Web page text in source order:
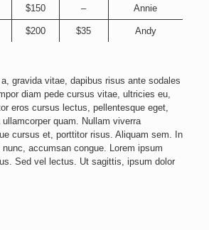
$150 – Annie
$200 $35 Andy
gravida vitae, dapibus risus ante sodales
diam pede cursus vitae, ultricies eu,
eros cursus lectus, pellentesque eget,
ullamcorper quam. Nullam viverra
cursus et, porttitor risus. Aliquam sem. In
nunc, accumsan congue. Lorem ipsum
Sed vel lectus. Ut sagittis, ipsum dolor